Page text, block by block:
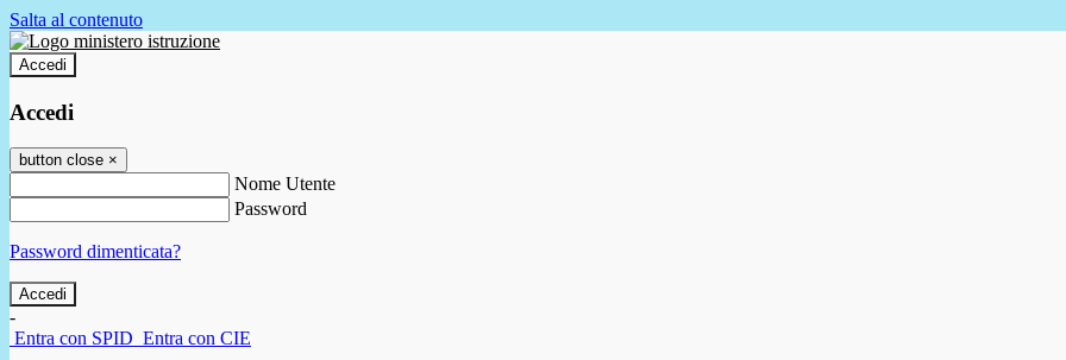
Salta al contenuto
Accedi
Accedi
button close ×
Nome Utente
Password
Password dimenticata?
-
Entra con SPID Entra con CIE